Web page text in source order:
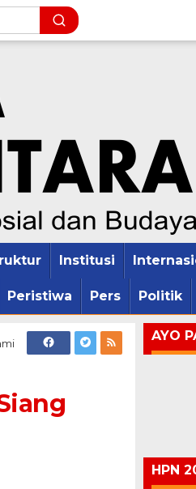
Institusi
Peristiwa Pers Politik
AYO
HPN